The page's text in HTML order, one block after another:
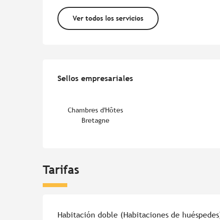
Ver todos los servicios
Sellos empresariales
Sellos empresariales
Chambres d'Hôtes
Bretagne
Tarifas
Tarifas 2026
Habitación doble (Habitaciones de